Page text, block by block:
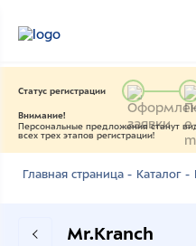
Статус регистрации
Внимание!
Персональные предложения станут
всех трех этапов регистрации!
Главная страница - Каталог -
Mr.Kranch